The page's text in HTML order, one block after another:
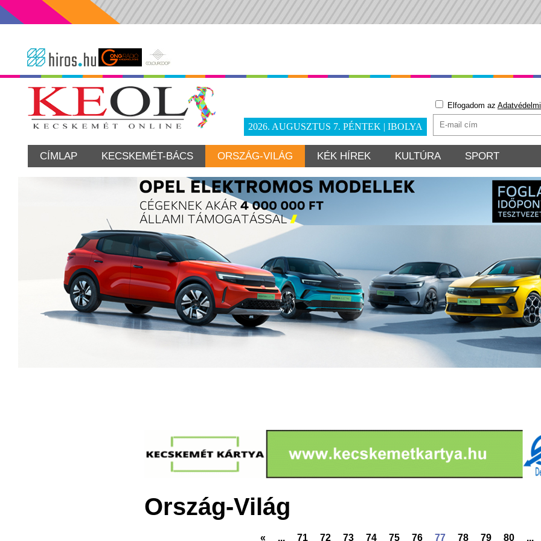
2026. AUGUSZTUS 7. PÉNTEK | IBOLYA
Elfogadom az
CÍMLAP KECSKEMÉT-BÁCS ORSZÁG-VILÁG KÉK HÍREK KULTÚRA SPORT
Ország-Világ
« ... 71 72 73 74 75 76 77 78 79 80 ...